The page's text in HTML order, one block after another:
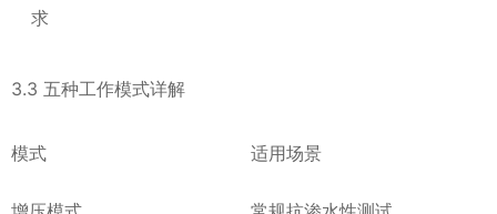
求
3.3 五种工作模式详解
模式 适用场景